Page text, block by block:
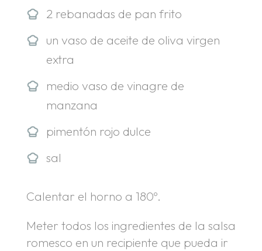
2 rebanadas de pan frito
un vaso de aceite de oliva virgen
extra
medio vaso de vinagre de
manzana
pimentón rojo dulce
sal
Calentar el horno a 180º.
Meter todos los ingredientes de la salsa
romesco en un recipiente que pueda ir